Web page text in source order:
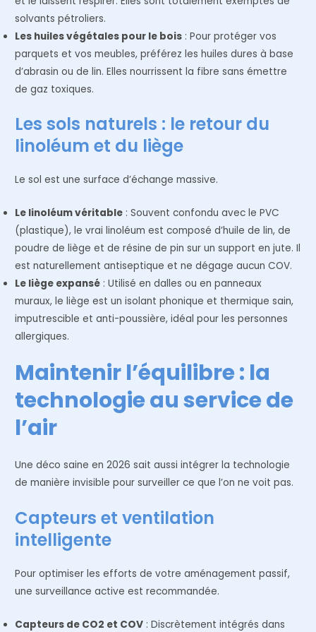
solvants pétroliers.
Les huiles végétales pour le bois : Pour protéger vos
parquets et vos meubles, préférez les huiles dures à base
d’abrasin ou de lin. Elles nourrissent la fibre sans émettre
de gaz toxiques.
Les sols naturels : le retour du
linoléum et du liège
Le sol est une surface d’échange massive.
Le linoléum véritable : Souvent confondu avec le PVC
(plastique), le vrai linoléum est composé d’huile de lin, de
poudre de liège et de résine de pin sur un support en jute. Il
est naturellement antiseptique et ne dégage aucun COV.
Le liège expansé : Utilisé en dalles ou en panneaux
muraux, le liège est un isolant phonique et thermique sain,
imputrescible et anti-poussière, idéal pour les personnes
allergiques.
Maintenir l’équilibre : la
technologie au service de
l’air
Une déco saine en 2026 sait aussi intégrer la technologie
de manière invisible pour surveiller ce que l’on ne voit pas.
Capteurs et ventilation
intelligente
Pour optimiser les efforts de votre aménagement passif,
une surveillance active est recommandée.
Capteurs de CO2 et COV : Discrètement intégrés dans